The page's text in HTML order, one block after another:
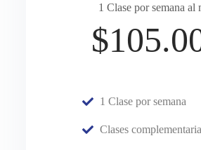
1 Clase por semana al
1 Clase por semana
Clases